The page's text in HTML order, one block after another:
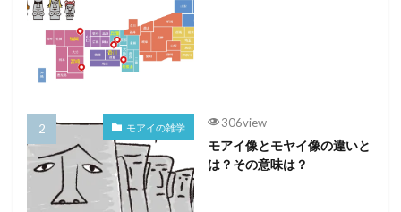
モアイの雑学 306view
モアイ像とモヤイ像の違いと
は？その意味は？